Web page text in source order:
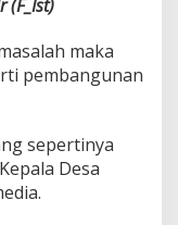
(F_Ist)
maka
pembangunan
sepertinya
Desa